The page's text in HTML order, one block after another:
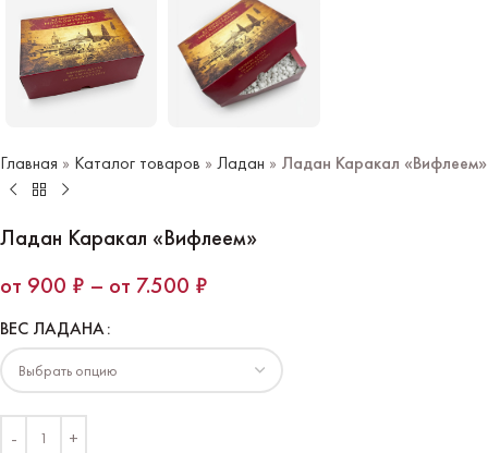
Главная » Каталог товаров » Ладан » Ладан Каракал «Вифлеем»
Ладан Каракал «Вифлеем»
900 ₽ – 7.500 ₽
ВЕС ЛАДАНА